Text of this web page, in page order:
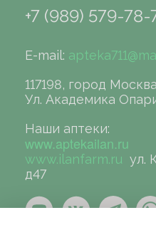
+7 (989) 579-78-
E-mail:
117198, город Москва
Ул. Академика
Наши аптеки:
www.aptekailan.ru
www.ilanfarm.ru ул.
д47